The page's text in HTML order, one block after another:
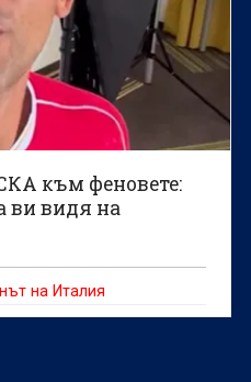
към феновете:
ви видя на
на Италия